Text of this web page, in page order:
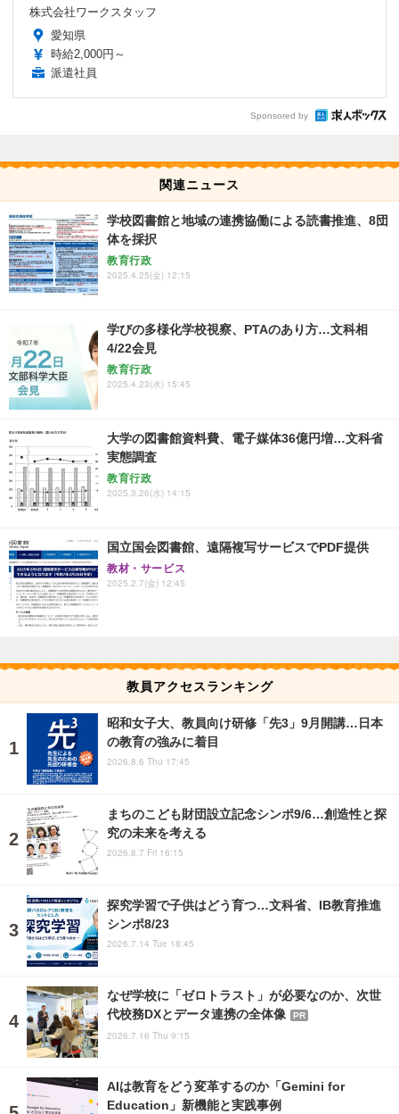
株式会社ワークスタッフ
愛知県
時給2,000円～
派遣社員
Sponsored by
関連ニュース
学校図書館と地域の連携協働による読書推進、8団
体を採択
教育行政
2025.4.25(金) 12:15
学びの多様化学校視察、PTAのあり方…文科相
4/22会見
教育行政
2025.4.23(水) 15:45
大学の図書館資料費、電子媒体36億円増…文科省
実態調査
教育行政
2025.3.26(水) 14:15
国立国会図書館、遠隔複写サービスでPDF提供
教材・サービス
2025.2.7(金) 12:45
教員アクセスランキング
昭和女子大、教員向け研修「先3」9月開講…日本
の教育の強みに着目
2026.8.6 Thu 17:45
まちのこども財団設立記念シンポ9/6…創造性と探
究の未来を考える
2026.8.7 Fri 16:15
探究学習で子供はどう育つ…文科省、IB教育推進
シンポ8/23
2026.7.14 Tue 18:45
なぜ学校に「ゼロトラスト」が必要なのか、次世
代校務DXとデータ連携の全体像
PR
2026.7.16 Thu 9:15
AIは教育をどう変革するのか「Gemini for
Education」新機能と実践事例